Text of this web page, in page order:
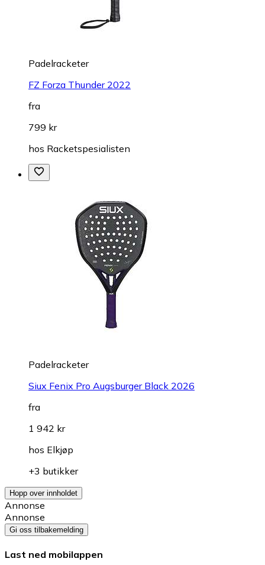
Padelracketer
FZ Forza Thunder 2022
fra
799 kr
hos Racketspesialisten
Padelracketer
Siux Fenix Pro Augsburger Black 2026
fra
1 942 kr
hos Elkjøp
+3 butikker
Hopp over innholdet
Annonse
Annonse
Gi oss tilbakemelding
Last ned mobilappen